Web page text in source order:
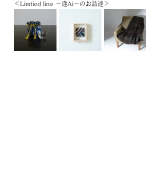
＜Limtied line －逢Ai－のお品達＞